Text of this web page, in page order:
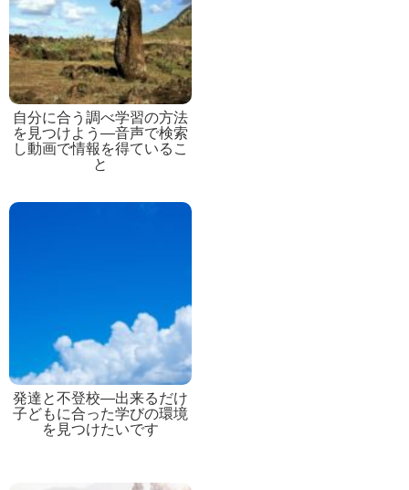
自分に合う調べ学習の方法
を見つけよう―音声で検索
し動画で情報を得ているこ
と
発達と不登校―出来るだけ
子どもに合った学びの環境
を見つけたいです